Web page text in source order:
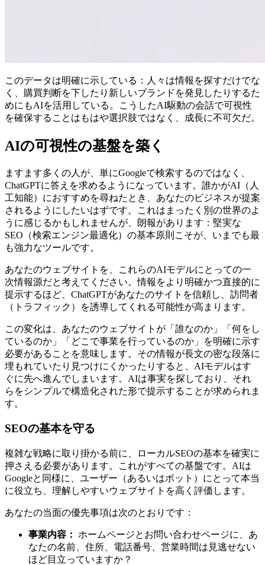
このデータは明確に示している：人々は情報を探すだけでな
く、購買判断を下したり新しいブランドを発見したりするた
めにもAIを活用している。こうしたAI駆動の会話で可視性
を確保することはもはや選択肢ではなく、成長に不可欠だ。
AIの可視性の基盤を築く
ますます多くの人が、単にGoogleで検索するのではなく、
ChatGPTに答えを求めるようになっています。誰かがAI（人
工知能）におすすめを尋ねたとき、あなたのビジネスが提案
されるようにしたいはずです。これはまったく別の世界のよ
うに感じるかもしれませんが、朗報があります：堅実な
SEO（検索エンジン最適化）の基本原則こそが、いまでも最
も強力なツールです。
あなたのウェブサイトを、これらのAIモデルにとっての一
次情報源だと考えてください。情報をより明確かつ直接的に
提示するほど、ChatGPTがあなたのサイトを信頼し、訪問者
（トラフィック）を誘導してくれる可能性が高まります。
この変化は、あなたのウェブサイトが「誰なのか」「何をし
ているのか」「どこで事業を行っているのか」を明確に示す
必要があることを意味します。その情報が長文の密な段落に
埋もれていたり見つけにくかったりすると、AIモデルはす
ぐに先へ進んでしまいます。AIは事実を探しており、それ
らをシンプルで構造化された形で提示することが求められま
す。
SEOの基本を守る
複雑な戦略に取り掛かる前に、ローカルSEOの基本を確実に
押さえる必要があります。これがすべての基盤です。AIは
Googleと同様に、ユーザー（あるいはボット）にとって本当
に役立ち、理解しやすいウェブサイトを高く評価します。
あなたの当面の優先事項は次のとおりです：
事業内容：
ホームページとお問い合わせページに、あ
なたの名前、住所、電話番号、営業時間は見逃せない
ほど目立っていますか？